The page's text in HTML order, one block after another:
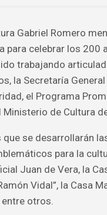
Gabriel Romero
para celebrar los 200
trabajando
la Secretaría
el Programa
de Cultura
que se desarrollarán
para la
Juan de Vera, la
Vidal”, la Casa
otros.